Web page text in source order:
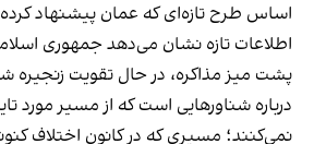
اساس طرح تازه‌ای که عمان پیشنهاد
اطلاعات تازه نشان می‌دهد جمهوری
پشت میز مذاکره، در حال تقویت زنجیره
درباره شناورهایی است که از مسیر مورد
نمی‌کنند؛ مسیری که در کانون اختلاف